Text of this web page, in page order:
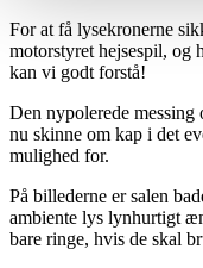
For at få lysekronerne
motorstyret hejsespil, og
kan vi godt forstå!
Den nypolerede messing
nu skinne om kap i det
mulighed for.
På billederne er salen
ambiente lys lynhurtigt
bare ringe, hvis de skal